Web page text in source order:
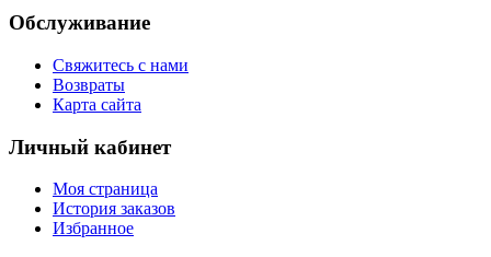
Обслуживание
Свяжитесь с нами
Возвраты
Карта сайта
Личный кабинет
Моя страница
История заказов
Избранное